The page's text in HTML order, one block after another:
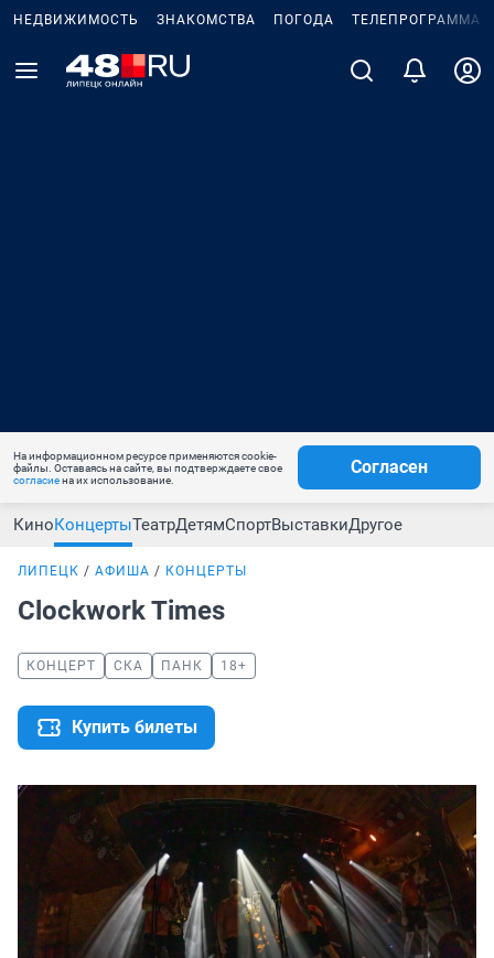
НЕДВИЖИМОСТЬ ЗНАКОМСТВА ПОГОДА ТЕЛЕПРОГРАММА
На информационном ресурсе применяются cookie-
файлы. Оставаясь на сайте, вы подтверждаете свое
согласиена их использование.
Согласен
КиноКонцертыТеатрДетямСпортВыставкиДругое
ЛИПЕЦК АФИША КОНЦЕРТЫ
Clockwork Times
КОНЦЕРТ СКА ПАНК 18+
Купить билеты